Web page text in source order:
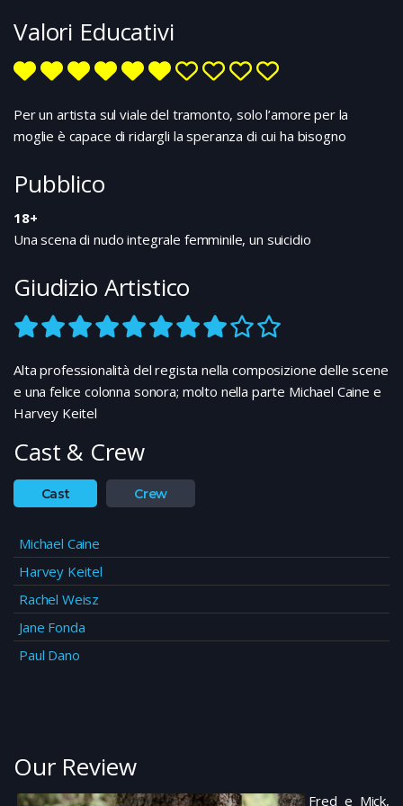
giace morta sulla riva del lago. Il padre, il fidanzato
aveva fatto da babysitter a un bimbo poi morto un
uno strano incidente, vengono subito interrogati e
la ragazza....
Valori Educativi
Per un artista sul viale del tramonto, solo l’amore per la
moglie è capace di ridargli la speranza di cui ha bisogno
Pubblico
18+
Una scena di nudo integrale femminile, un suicidio
Giudizio Artistico
Alta professionalità del regista nella composizione delle scene
e una felice colonna sonora; molto nella parte Michael Caine e
Harvey Keitel
Cast & Crew
Cast Crew
Michael Caine
Harvey Keitel
Rachel Weisz
Jane Fonda
Paul Dano
Our Review
Fred e Mick,